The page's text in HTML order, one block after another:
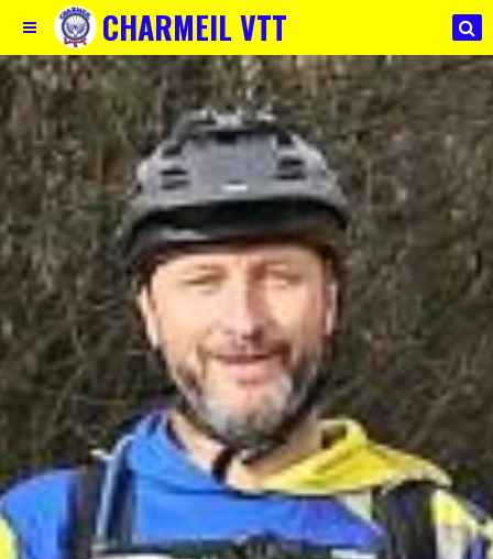
CHARMEIL VTT